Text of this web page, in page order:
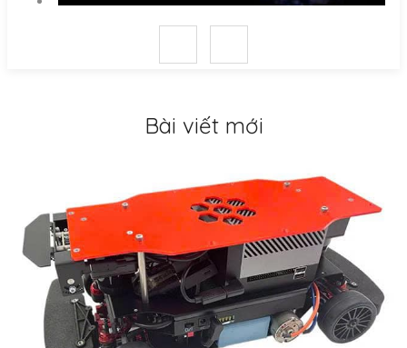
Bài viết mới